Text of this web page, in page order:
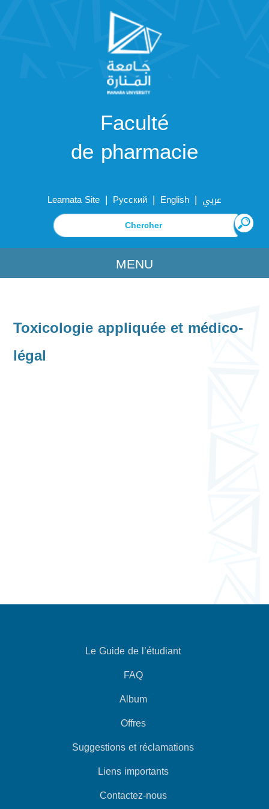
Faculté
de pharmacie
Learnata Site | Русский | English | عربي
MENU
Toxicologie appliquée et médico-
légal
Le Guide de l’étudiant
FAQ
Album
Offres
Suggestions et réclamations
Liens importants
Contactez-nous